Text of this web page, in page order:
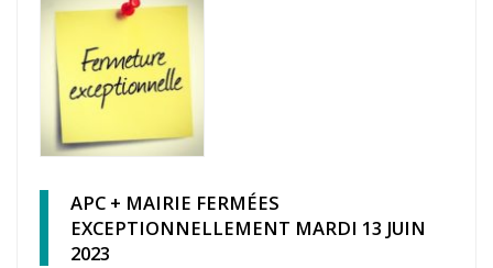
APC + MAIRIE FERMÉES
EXCEPTIONNELLEMENT MARDI 13 JUIN
2023